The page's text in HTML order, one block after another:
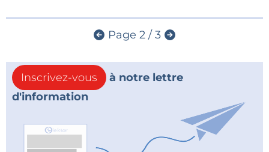
Page 2 / 3
Inscrivez-vous
à notre lettre
d'information